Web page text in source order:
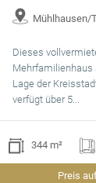
Mühlhausen/
Dieses
Mehrfamilienhaus
Lage der
verfügt über 5...
344 m²
Preis